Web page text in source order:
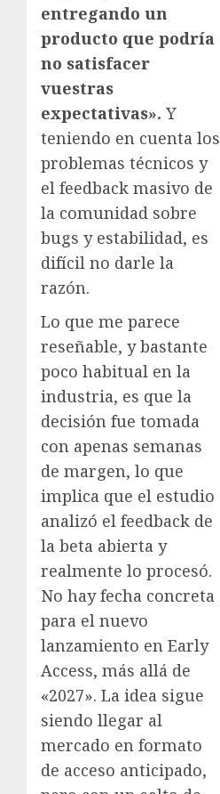
entregando un
producto que podría
no satisfacer
vuestras
expectativas». Y
teniendo en cuenta los
problemas técnicos y
el feedback masivo de
la comunidad sobre
bugs y estabilidad, es
difícil no darle la
razón.
Lo que me parece
reseñable, y bastante
poco habitual en la
industria, es que la
decisión fue tomada
con apenas semanas
de margen, lo que
implica que el estudio
analizó el feedback de
la beta abierta y
realmente lo procesó.
No hay fecha concreta
para el nuevo
lanzamiento en Early
Access, más allá de
«2027». La idea sigue
siendo llegar al
mercado en formato
de acceso anticipado,